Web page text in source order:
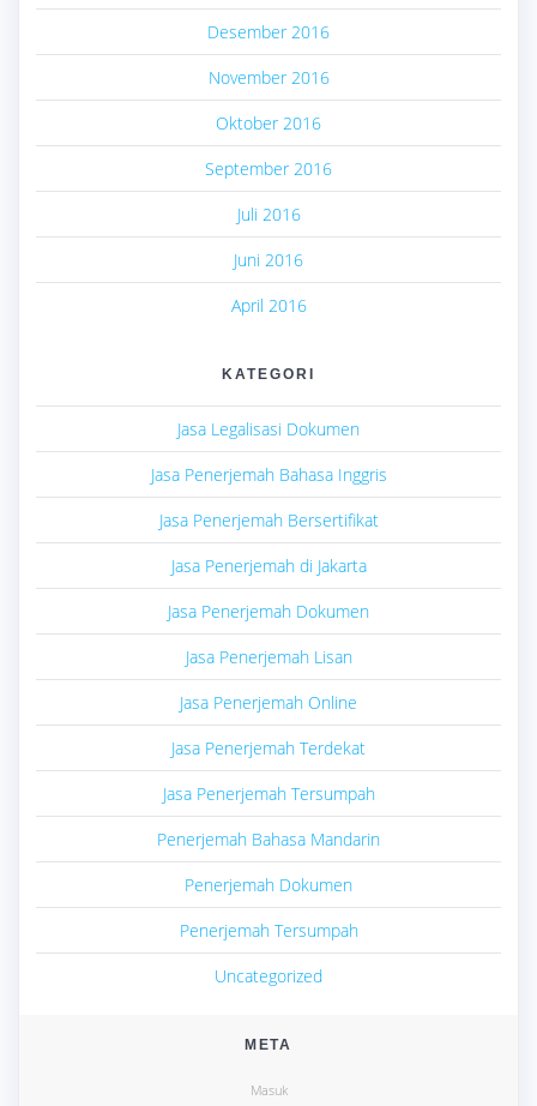
Desember 2016
November 2016
Oktober 2016
September 2016
Juli 2016
Juni 2016
April 2016
KATEGORI
Jasa Legalisasi Dokumen
Jasa Penerjemah Bahasa Inggris
Jasa Penerjemah Bersertifikat
Jasa Penerjemah di Jakarta
Jasa Penerjemah Dokumen
Jasa Penerjemah Lisan
Jasa Penerjemah Online
Jasa Penerjemah Terdekat
Jasa Penerjemah Tersumpah
Penerjemah Bahasa Mandarin
Penerjemah Dokumen
Penerjemah Tersumpah
Uncategorized
META
Masuk